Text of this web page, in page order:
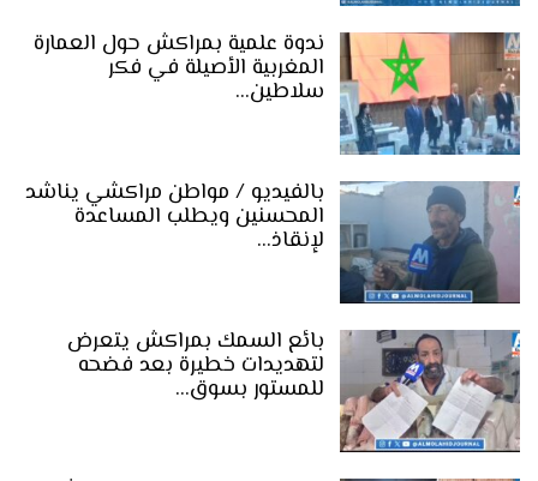
ندوة علمية بمراكش حول العمارة
المغربية الأصيلة في فكر
سلاطين…
بالفيديو / مواطن مراكشي يناشد
المحسنين ويطلب المساعدة
لإنقاذ…
بائع السمك بمراكش يتعرض
لتهديدات خطيرة بعد فضحه
للمستور بسوق…